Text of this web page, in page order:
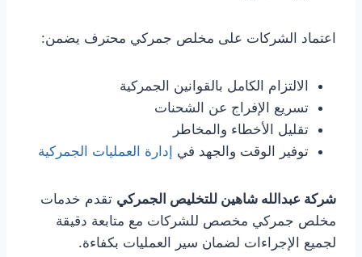
اعتماد الشركات على مخلص جمركي محترف يضمن:
الالتزام الكامل بالقوانين الجمركية
تسريع الإفراج عن الشحنات
تقليل الأخطاء والمخاطر
توفير الوقت والجهد في إدارة العمليات الجمركية
شركة عبدالله شاهين للتخليص الجمركي تقدم خدمات
مخلص جمركي مخصص للشركات مع متابعة دقيقة
لجميع الإجراءات لضمان سير العمليات بكفاءة.